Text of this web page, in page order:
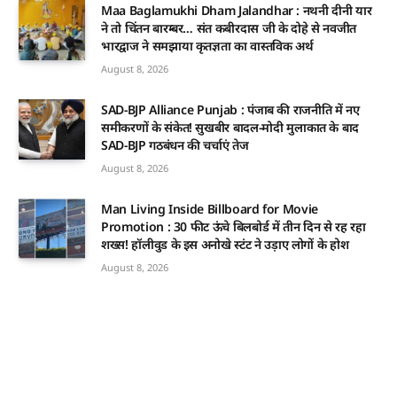
Maa Baglamukhi Dham Jalandhar : नथनी दीनी यार
ने तो चिंतन बारम्बर… संत कबीरदास जी के दोहे से नवजीत
भारद्वाज ने समझाया कृतज्ञता का वास्तविक अर्थ
August 8, 2026
SAD-BJP Alliance Punjab : पंजाब की राजनीति में नए
समीकरणों के संकेत! सुखबीर बादल-मोदी मुलाकात के बाद
SAD-BJP गठबंधन की चर्चाएं तेज
August 8, 2026
Man Living Inside Billboard for Movie
Promotion : 30 फीट ऊंचे बिलबोर्ड में तीन दिन से रह रहा
शख्स! हॉलीवुड के इस अनोखे स्टंट ने उड़ाए लोगों के होश
August 8, 2026